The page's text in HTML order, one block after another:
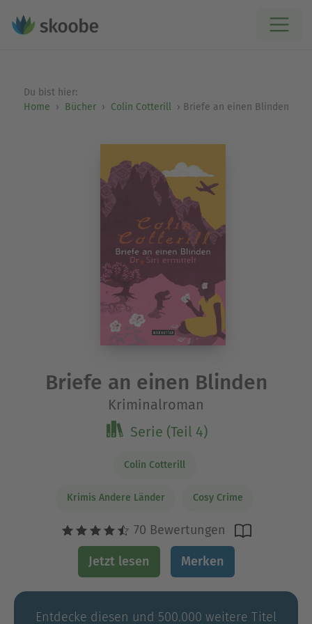
Du bist hier:
Home
Bücher Colin Cotterill Briefe an einen Blinden
Briefe an einen Blinden
Kriminalroman
Serie (Teil 4)
Colin Cotterill
Krimis Andere Länder Cosy Crime
70 Bewertungen
Jetzt lesen Merken
Entdecke diesen und 500.000 weitere Titel